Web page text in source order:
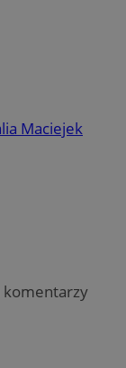
Maciejek
komentarzy